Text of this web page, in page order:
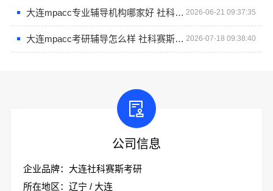
大连mpacc专业辅导机构哪家好 社科赛斯会计专硕考研定制专属学生方案 2026-06-21 09:37:35
大连mpacc考研辅导怎么样 社科赛斯会计专硕考研助你考研成功 2026-07-18 09:38:40
公司信息
企业品牌：大连社科赛斯考研
所在地区：辽宁 / 大连